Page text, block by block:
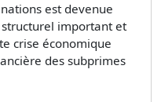
est devenue
important et
crise économique
des subprimes